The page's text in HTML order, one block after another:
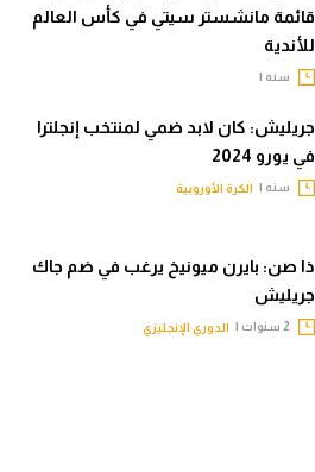
قائمة مانشستر سيتي في كأس العالم
للأندية
سنه |
جريليش: كان لابد ضمي لمنتخب إنجلترا
في يورو 2024
سنه | الكرة الأوروبية
ذا صن: بايرن ميونيخ يرغب في ضم جاك
جريليش
الدوري الإنجليزي